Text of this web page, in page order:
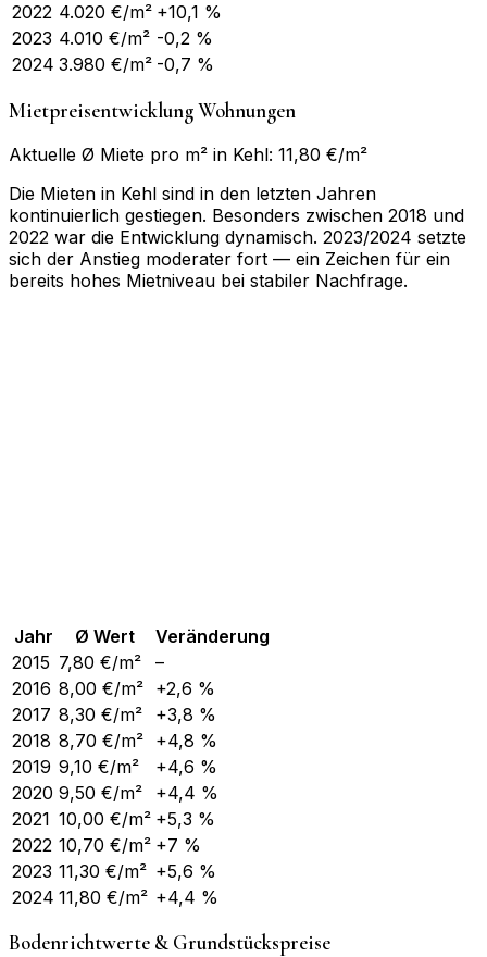
2022 4.020 €/m² +10,1 %
2023 4.010 €/m² -0,2 %
2024 3.980 €/m² -0,7 %
Mietpreisentwicklung Wohnungen
Aktuelle Ø Miete pro m² in Kehl: 11,80 €/m²
Die Mieten in Kehl sind in den letzten Jahren
kontinuierlich gestiegen. Besonders zwischen 2018 und
2022 war die Entwicklung dynamisch. 2023/2024 setzte
sich der Anstieg moderater fort — ein Zeichen für ein
bereits hohes Mietniveau bei stabiler Nachfrage.
Jahr Ø Wert
Veränderung
2015 7,80 €/m²
–
2016 8,00 €/m² +2,6 %
2017 8,30 €/m²
+3,8 %
2018 8,70 €/m² +4,8 %
2019 9,10 €/m²
+4,6 %
2020 9,50 €/m²
+4,4 %
2021 10,00 €/m² +5,3 %
2022 10,70 €/m² +7 %
2023 11,30 €/m² +5,6 %
2024 11,80 €/m² +4,4 %
Bodenrichtwerte & Grundstückspreise